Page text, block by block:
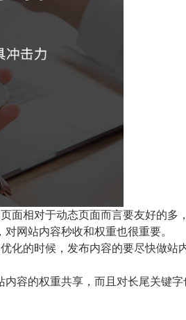
面相对于动态页面而言要友好的多
网站内容秒收和权重也很重要。
化的时候，发布内容的要尽快做站
容的权重共享，而且对长尾关键字